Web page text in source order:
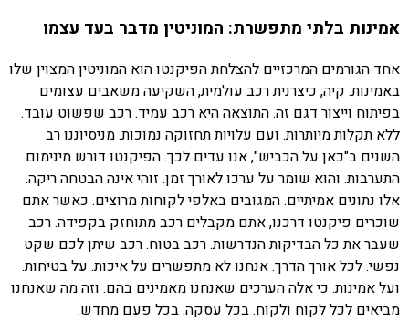
אמינות בלתי מתפשרת: המוניטין מדבר בעד עצמו
אחד הגורמים המרכזיים להצלחת הפיקנטו הוא המוניטין המצוין שלו
באמינות. קיה, כיצרנית רכב עולמית, השקיעה משאבים עצומים
בפיתוח וייצור דגם זה. התוצאה היא רכב עמיד. רכב שפשוט עובד.
ללא תקלות מיותרות. ועם עלויות תחזוקה נמוכות. מניסיוננו רב
השנים ב"כאן על הכביש", אנו עדים לכך. הפיקנטו דורש מינימום
התערבות. והוא שומר על ערכו לאורך זמן. זוהי אינה הבטחה ריקה.
אלו נתונים אמיתיים. המגובים באלפי לקוחות מרוצים. כאשר אתם
שוכרים פיקנטו דרכנו, אתם מקבלים רכב מתוחזק בקפידה. רכב
שעבר את כל הבדיקות הנדרשות. רכב בטוח. רכב שיתן לכם שקט
נפשי. לכל אורך הדרך. אנחנו לא מתפשרים על איכות. על בטיחות.
ועל אמינות. כי אלה הערכים שאנחנו מאמינים בהם. וזה מה שאנחנו
מביאים לכל לקוח ולקוח. בכל עסקה. בכל פעם מחדש.